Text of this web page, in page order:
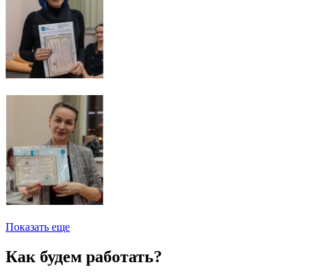
Показать еще
Как будем работать?